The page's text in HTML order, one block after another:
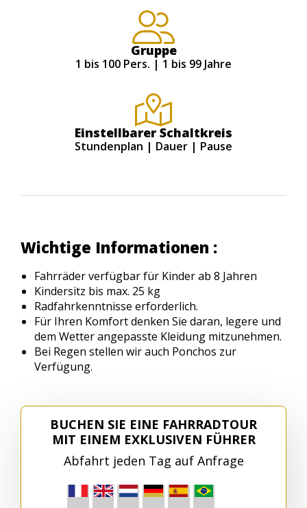
Gruppe
1 bis 100 Pers. | 1 bis 99 Jahre
Einstellbarer Schaltkreis
Stundenplan | Dauer | Pause
Wichtige Informationen :
Fahrräder verfügbar für Kinder ab 8 Jahren
Kindersitz bis max. 25 kg
Radfahrkenntnisse erforderlich.
Für Ihren Komfort denken Sie daran, legere und
dem Wetter angepasste Kleidung mitzunehmen.
Bei Regen stellen wir auch Ponchos zur
Verfügung.
BUCHEN SIE EINE FAHRRADTOUR
MIT EINEM EXKLUSIVEN FÜHRER
Abfahrt jeden Tag auf Anfrage